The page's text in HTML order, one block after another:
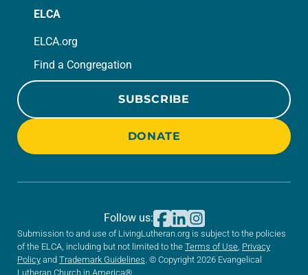
ELCA
ELCA.org
Find a Congregation
SUBSCRIBE
DONATE
Submission to and use of LivingLutheran.org is subject to the policies
of the ELCA, including but not limited to the Terms of Use Privacy
Policy and Trademark Guidelines . © Copyright 2026 Evangelical
Lutheran Church in America®
Follow us: